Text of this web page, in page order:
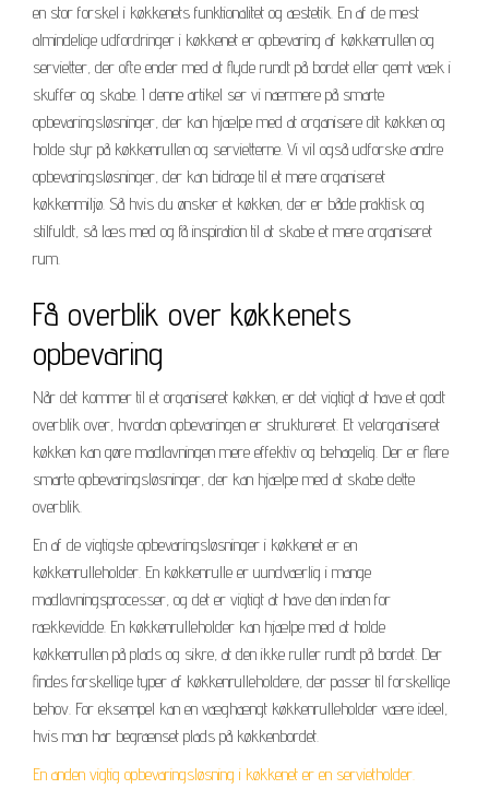
en stor forskel i køkkenets funktionalitet og æstetik. En af de mest
almindelige udfordringer i køkkenet er opbevaring af køkkenrullen og
servietter, der ofte ender med at flyde rundt på bordet eller gemt væk i
skuffer og skabe. I denne artikel ser vi nærmere på smarte
opbevaringsløsninger, der kan hjælpe med at organisere dit køkken og
holde styr på køkkenrullen og servietterne. Vi vil også udforske andre
opbevaringsløsninger, der kan bidrage til et mere organiseret
køkkenmiljø. Så hvis du ønsker et køkken, der er både praktisk og
stilfuldt, så læs med og få inspiration til at skabe et mere organiseret
rum.
Få overblik over køkkenets
opbevaring
Når det kommer til et organiseret køkken, er det vigtigt at have et godt
overblik over, hvordan opbevaringen er struktureret. Et velorganiseret
køkken kan gøre madlavningen mere effektiv og behagelig. Der er flere
smarte opbevaringsløsninger, der kan hjælpe med at skabe dette
overblik.
En af de vigtigste opbevaringsløsninger i køkkenet er en
køkkenrulleholder. En køkkenrulle er uundværlig i mange
madlavningsprocesser, og det er vigtigt at have den inden for
rækkevidde. En køkkenrulleholder kan hjælpe med at holde
køkkenrullen på plads og sikre, at den ikke ruller rundt på bordet. Der
findes forskellige typer af køkkenrulleholdere, der passer til forskellige
behov. For eksempel kan en væghængt køkkenrulleholder være ideel,
hvis man har begrænset plads på køkkenbordet.
En anden vigtig opbevaringsløsning i køkkenet er en servietholder.